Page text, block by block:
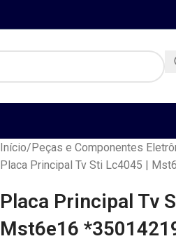
Início Peças e Componentes
Placa Principal Tv Sti Lc4045 |
Placa Principal Tv
Mst6e16